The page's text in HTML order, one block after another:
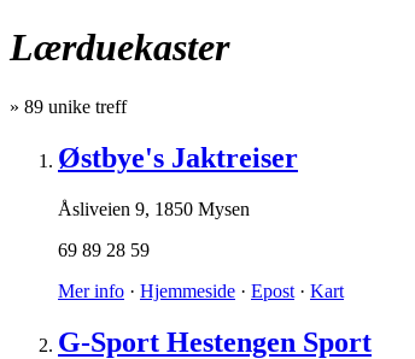
Lærduekaster
» 89 unike treff
Østbye's Jaktreiser
Åsliveien 9, 1850 Mysen
69 89 28 59
Mer info · Hjemmeside · Epost · Kart
G-Sport Hestengen Sport